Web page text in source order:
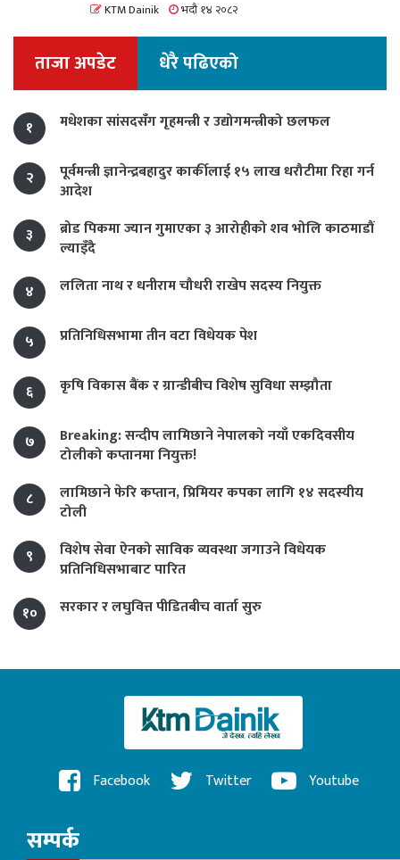
KTM Dainik भदौ १४ २०८२
ताजा अपडेट धेरै पढिएको
१ मधेशका सांसदसँग गृहमन्त्री र उद्योगमन्त्रीको छलफल
२
पूर्वमन्त्री ज्ञानेन्द्रबहादुर कार्कीलाई १५ लाख धरौटीमा रिहा गर्न
आदेश
३
ब्रोड पिकमा ज्यान गुमाएका ३ आरोहीको शव भोलि काठमाडौं
ल्याइँदै
४
ललिता नाथ र धनीराम चौधरी राखेप सदस्य नियुक्त
५ प्रतिनिधिसभामा तीन वटा विधेयक पेश
६ कृषि विकास बैंक र ग्रान्डीबीच विशेष सुविधा सम्झौता
७
Breaking: सन्दीप लामिछाने नेपालको नयाँ एकदिवसीय
टोलीको कप्तानमा नियुक्त!
८
लामिछाने फेरि कप्तान, प्रिमियर कपका लागि १४ सदस्यीय
टोली
९
विशेष सेवा ऐनको साविक व्यवस्था जगाउने विधेयक
प्रतिनिधिसभाबाट पारित
१०
सरकार र लघुवित्त पीडितबीच वार्ता सुरु
Facebook Twitter Youtube
सम्पर्क